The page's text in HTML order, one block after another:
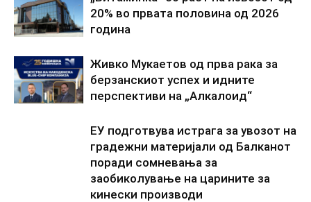
20% во првата половина од 2026
година
Живко Мукаетов од прва рака за
берзанскиот успех и идните
перспективи на „Алкалоид“
ЕУ подготвува истрага за увозот на
градежни материјали од Балканот
поради сомневања за
заобиколување на царините за
кинески производи